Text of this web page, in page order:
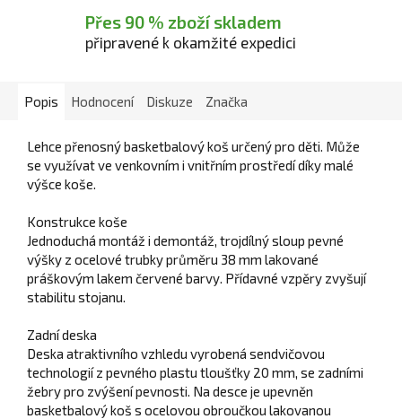
Přes 90 % zboží skladem
připravené k okamžité expedici
Popis Hodnocení Diskuze Značka
Lehce přenosný basketbalový koš určený pro děti. Může
se využívat ve venkovním i vnitřním prostředí díky malé
výšce koše.
Konstrukce koše
Jednoduchá montáž i demontáž, trojdílný sloup pevné
výšky z ocelové trubky průměru 38 mm lakované
práškovým lakem červené barvy. Přídavné vzpěry zvyšují
stabilitu stojanu.
Zadní deska
Deska atraktivního vzhledu vyrobená sendvičovou
technologií z pevného plastu tloušťky 20 mm, se zadními
žebry pro zvýšení pevnosti. Na desce je upevněn
basketbalový koš s ocelovou obroučkou lakovanou